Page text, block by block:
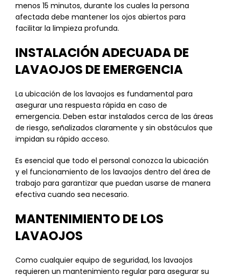
menos 15 minutos, durante los cuales la persona
afectada debe mantener los ojos abiertos para
facilitar la limpieza profunda.
INSTALACIÓN ADECUADA DE
LAVAOJOS DE EMERGENCIA
La ubicación de los lavaojos es fundamental para
asegurar una respuesta rápida en caso de
emergencia. Deben estar instalados cerca de las áreas
de riesgo, señalizados claramente y sin obstáculos que
impidan su rápido acceso.
Es esencial que todo el personal conozca la ubicación
y el funcionamiento de los lavaojos dentro del área de
trabajo para garantizar que puedan usarse de manera
efectiva cuando sea necesario.
MANTENIMIENTO DE LOS
LAVAOJOS
Como cualquier equipo de seguridad, los lavaojos
requieren un mantenimiento regular para asegurar su